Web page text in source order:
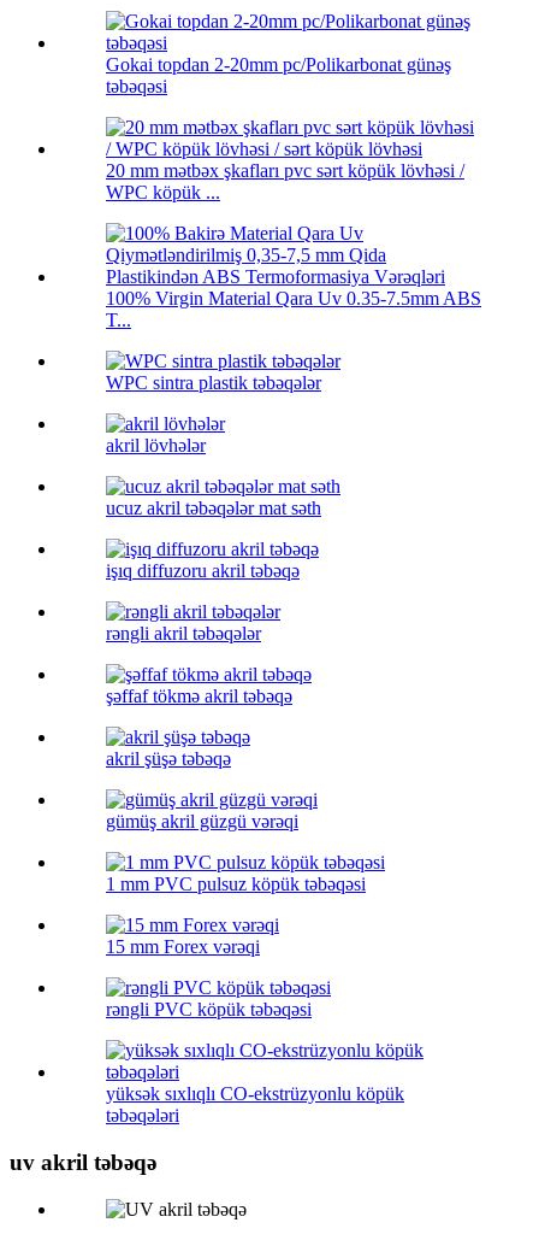
Gokai topdan 2-20mm pc/Polikarbonat günəş
təbəqəsi
20 mm mətbəx şkafları pvc sərt köpük lövhəsi /
WPC köpük ...
100% Virgin Material Qara Uv 0.35-7.5mm ABS
T...
WPC sintra plastik təbəqələr
akril lövhələr
ucuz akril təbəqələr mat səth
işıq diffuzoru akril təbəqə
rəngli akril təbəqələr
şəffaf tökmə akril təbəqə
akril şüşə təbəqə
gümüş akril güzgü vərəqi
1 mm PVC pulsuz köpük təbəqəsi
15 mm Forex vərəqi
rəngli PVC köpük təbəqəsi
yüksək sıxlıqlı CO-ekstrüzyonlu köpük
təbəqələri
uv akril təbəqə